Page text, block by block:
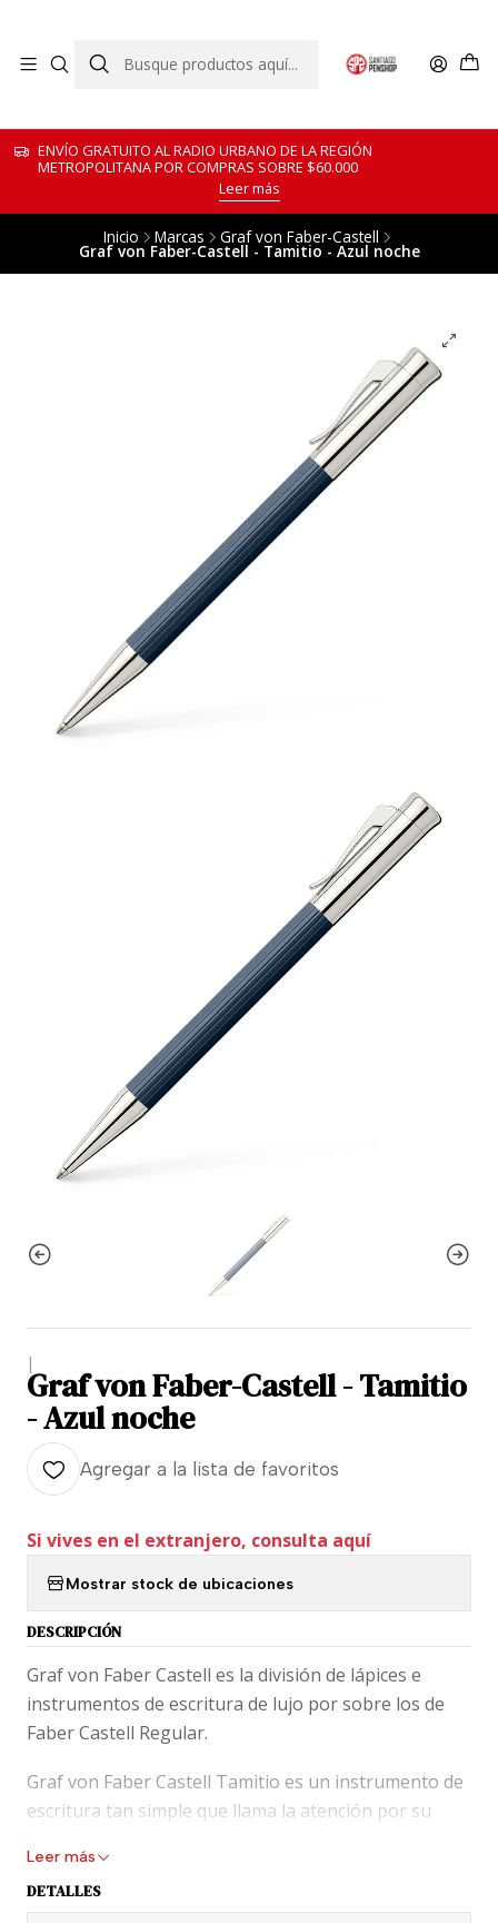
ENVÍO GRATUITO AL RADIO URBANO DE LA REGIÓN
METROPOLITANA POR COMPRAS SOBRE $60.000
Leer más
Inicio Marcas Graf von Faber-Castell
Graf von Faber-Castell - Tamitio - Azul noche
|
Graf von Faber-Castell - Tamitio
- Azul noche
Agregar a la lista de favoritos
Si vives en el extranjero, consulta aquí
Mostrar stock de ubicaciones
DESCRIPCIÓN
Graf von Faber Castell es la división de lápices e
instrumentos de escritura de lujo por sobre los de
Faber Castell Regular.
Graf von Faber Castell Tamitio es un instrumento de
escritura tan simple que llama la atención por su
fabricada en metal que es lacado (que le da un peso
considerable y agradable) para encontrar el tono que
Leer más
DETALLES